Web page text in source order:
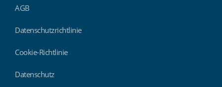
AGB
Datenschutzrichtlinie
Cookie-Richtlinie
Datenschutz